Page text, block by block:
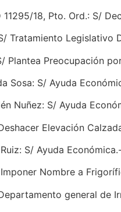
18, Pto. Ord.: S/
Tratamiento
Plantea Preocupación
Sosa: S/ Ayuda
Nuñez: S/ Ayuda
Elevación
S/ Ayuda
Imponer Nombre a
general